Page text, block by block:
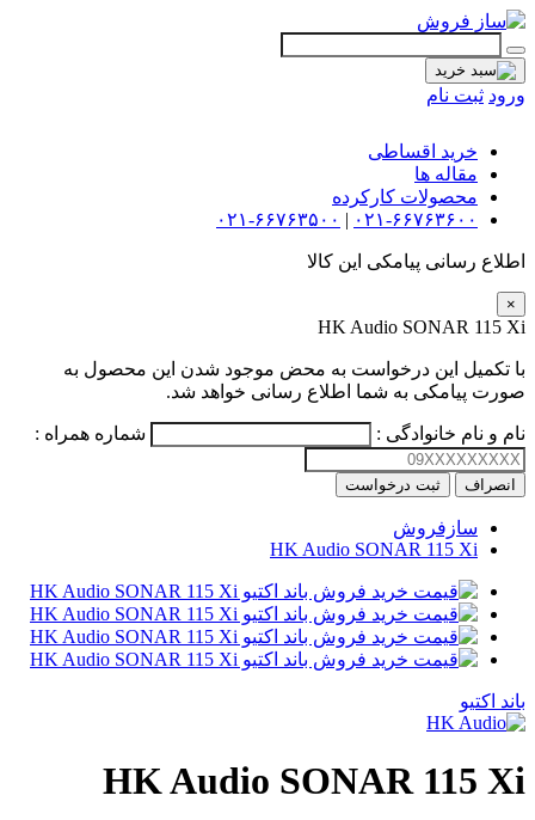
ورود ثبت نام
افکت
آمپلی فایر
سیم گیتار
پیانو و کیبورد
تجهیزات استودیویی
دی جی
ساز و ادوات موسیقی
محصولات کارکرده
مقاله ها
خرید اقساطی
مقاله ها
محصولات کارکرده
۰۲۱-۶۶۷۶۳۶۰۰ | ۰۲۱-۶۶۷۶۳۵۰۰
اطلاع رسانی پیامکی این کالا
×
HK Audio SONAR 115 Xi
با تکمیل این درخواست به محض موجود شدن این محصول به
صورت پیامکی به شما اطلاع رسانی خواهد شد.
نام و نام خانوادگی : شماره همراه :
انصراف ثبت درخواست
سازفروش
HK Audio SONAR 115 Xi
باند اکتیو
HK Audio SONAR 115 Xi